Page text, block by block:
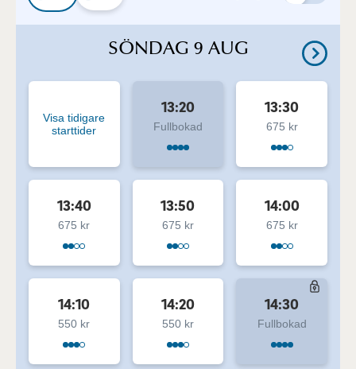
SÖNDAG 9 AUG
Visa tidigare
starttider
13:20
Fullbokad
13:30
675 kr
13:40
675 kr
13:50
675 kr
14:00
675 kr
14:10
550 kr
14:20
550 kr
14:30
Fullbokad